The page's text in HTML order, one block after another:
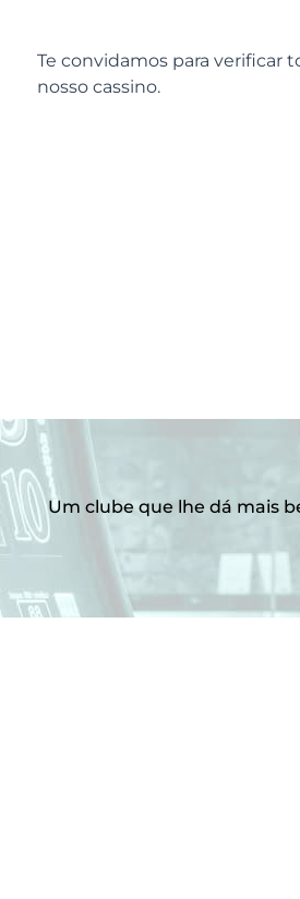
Te convidamos para verificar
nosso cassino.
Um clube que lhe dá mais